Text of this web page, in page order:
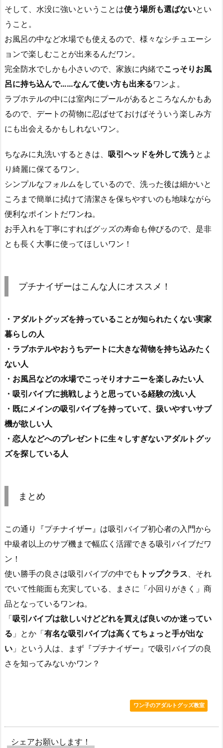
そして、水没に強いということは使う場所も選ばないとい
うこと。
お風呂の中など水場でも使えるので、様々なシチュエーシ
ョンで楽しむことが出来るんだワン。
完全防水でしかも小さいので、家族に内緒でこっそりお風
呂に持ち込んで……なんて使い方も出来るワンよ。
ラブホテルの中には室内にプールがあるところなんかもあ
るので、デートの荷物に忍ばせておけばそういう楽しみ方
にも出会えるかもしれないワン。
ちなみに丸洗いするときは、 吸引ヘッドを外して洗う とよ
り綺麗に保てるワン。
シンプルなフォルムをしているので、洗った後は細かいと
ころまで簡単に拭けて清潔さを保ちやすいのも地味ながら
便利なポイントだワンね。
お手入れを丁寧にすればグッズの寿命も伸びるので、是非
とも長く大事に使ってほしいワン！
プチナイザーはこんな人にオススメ！
・アダルトグッズを持っていることが知られたくない実家
暮らしの人
・ラブホテルやおうちデートに大きな荷物を持ち込みたく
ない人
・お風呂などの水場でこっそりオナニーを楽しみたい人
・吸引バイブに挑戦しようと思っている経験の浅い人
・既にメインの吸引バイブを持っていて、扱いやすいサブ
機が欲しい人
・恋人などへのプレゼントに生々しすぎないアダルトグッ
ズを探している人
まとめ
この通り『プチナイザー』は吸引バイブ初心者の入門から
中級者以上のサブ機まで幅広く活躍できる吸引バイブだワ
ン！
使い勝手の良さは吸引バイブの中でも トップクラス 、それ
でいて性能面も充実している、まさに「小回りがきく」商
品となっているワンね。
「吸引バイブは欲しいけどどれを買えば良いのか迷ってい
る 」とか「有名な吸引バイブは高くてちょっと手が出な
い 」という人は、まず『プチナイザー』で吸引バイブの良
さを知ってみないかワン？
ワン子のアダルトグッズ教室
シェアお願いします！